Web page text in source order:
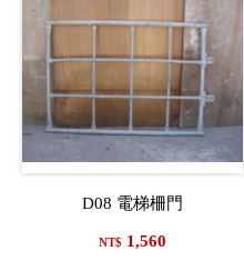
D08 電梯柵門
NT$ 1,560